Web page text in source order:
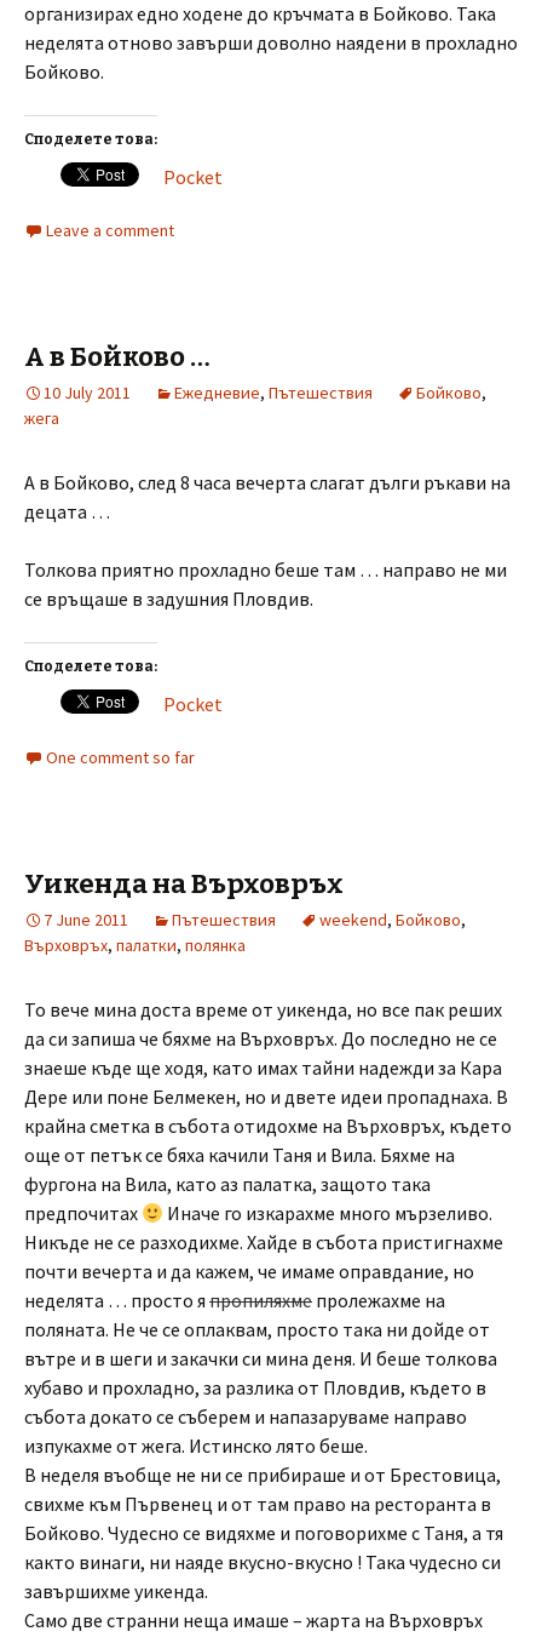
организирах едно ходене до кръчмата в Бойково. Така
неделята отново завърши доволно наядени в прохладно
Бойково.
Споделете това:
Pocket
Leave a comment
А в Бойково …
10 July 2011 Ежедневие, Пътешествия Бойково,
жега
А в Бойково, след 8 часа вечерта слагат дълги ръкави на
децата …
Толкова приятно прохладно беше там … направо не ми
се връщаше в задушния Пловдив.
Споделете това:
Pocket
One comment so far
Уикенда на Върховръх
7 June 2011 Пътешествия weekend, Бойково,
Върховръх, палатки, полянка
То вече мина доста време от уикенда, но все пак реших
да си запиша че бяхме на Върховръх. До последно не се
знаеше къде ще ходя, като имах тайни надежди за Кара
Дере или поне Белмекен, но и двете идеи пропаднаха. В
крайна сметка в събота отидохме на Върховръх, където
още от петък се бяха качили Таня и Вила. Бяхме на
фургона на Вила, като аз палатка, защото така
предпочитах
Иначе го изкарахме много мързеливо.
Никъде не се разходихме. Хайде в събота пристигнахме
почти вечерта и да кажем, че имаме оправдание, но
неделята … просто я пропиляхме пролежахме на
поляната. Не че се оплаквам, просто така ни дойде от
вътре и в шеги и закачки си мина деня. И беше толкова
хубаво и прохладно, за разлика от Пловдив, където в
събота докато се съберем и напазаруваме направо
изпукахме от жега. Истинско лято беше.
В неделя въобще не ни се прибираше и от Брестовица,
свихме към Първенец и от там право на ресторанта в
Бойково. Чудесно се видяхме и поговорихме с Таня, а тя
както винаги, ни наяде вкусно-вкусно ! Така чудесно си
завършихме уикенда.
Само две странни неща имаше – жарта на Върховръх